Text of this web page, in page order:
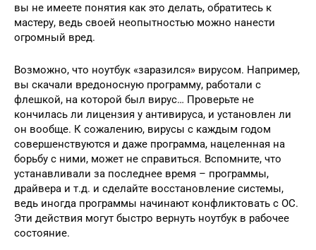
вы не имеете понятия как это делать, обратитесь к
мастеру, ведь своей неопытностью можно нанести
огромный вред.
Возможно, что ноутбук «заразился» вирусом. Например,
вы скачали вредоносную программу, работали с
флешкой, на которой был вирус… Проверьте не
кончилась ли лицензия у антивируса, и установлен ли
он вообще. К сожалению, вирусы с каждым годом
совершенствуются и даже программа, нацеленная на
борьбу с ними, может не справиться. Вспомните, что
устанавливали за последнее время – программы,
драйвера и т.д. и сделайте восстановление системы,
ведь иногда программы начинают конфликтовать с ОС.
Эти действия могут быстро вернуть ноутбук в рабочее
состояние.